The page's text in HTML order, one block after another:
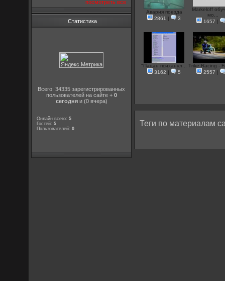
посмотреть все
Статистика
Всего: 34335 зарегистрированных
пользователей на сайте + 0
сегодняи (0 вчера)
Онлайн всего:5
Гостей:5
Пользователей:0
Авария поезда
2861 | 3
Markeloff
мо...
1657 |
"Пацан психанул...
3162 | 5
Trike Racing -
2557 |
Теги по материалам